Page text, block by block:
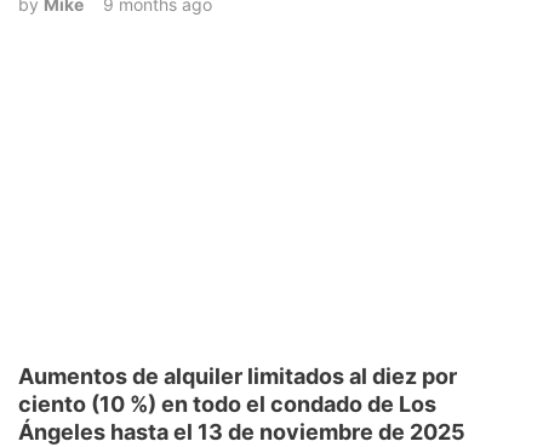
by Mike 9 months ago
Aumentos de alquiler limitados al diez por
ciento (10 %) en todo el condado de Los
Ángeles hasta el 13 de noviembre de 2025